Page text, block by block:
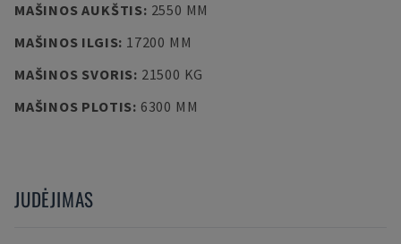
MAŠINOS AUKŠTIS: 2550 MM
MAŠINOS ILGIS: 17200 MM
MAŠINOS SVORIS: 21500 KG
MAŠINOS PLOTIS: 6300 MM
JUDĖJIMAS